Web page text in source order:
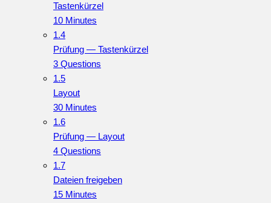
Tastenkürzel
10 Minutes
1.4
Prüfung — Tastenkürzel
3 Questions
1.5
Layout
30 Minutes
1.6
Prüfung — Layout
4 Questions
1.7
Dateien freigeben
15 Minutes